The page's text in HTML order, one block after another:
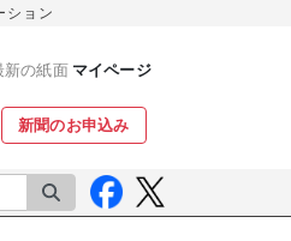
ション
新の紙面 マイページ
新聞のお申込み
検索